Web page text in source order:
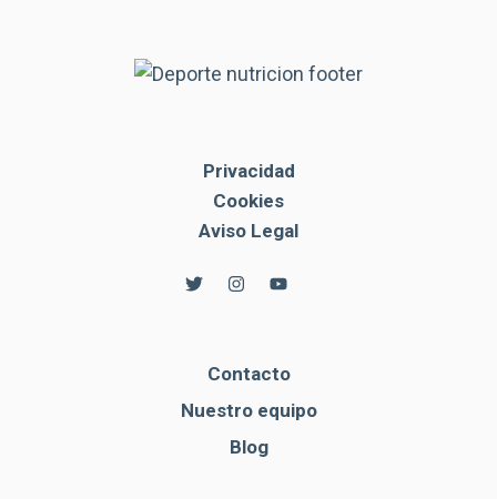
Privacidad
Cookies
Aviso Legal
Contacto
Nuestro equipo
Blog